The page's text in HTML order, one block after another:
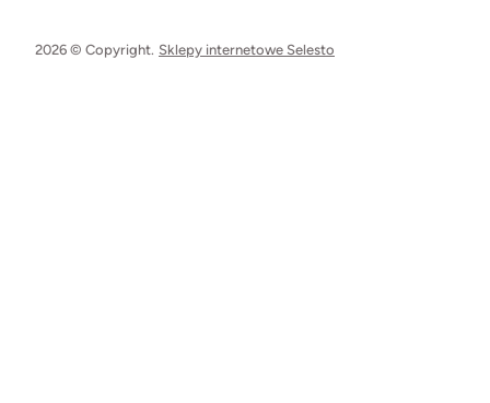
2026 © Copyright. Sklepy internetowe Selesto